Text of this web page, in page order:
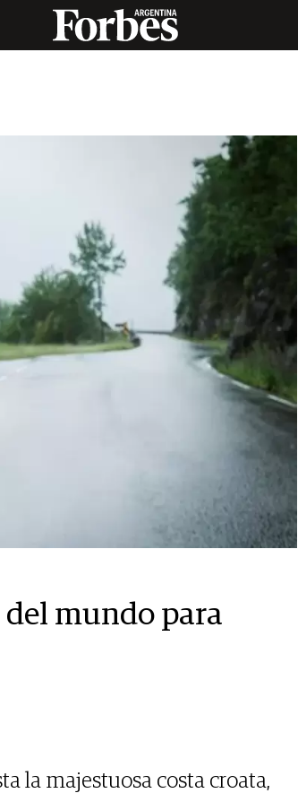
del mundo para
la majestuosa costa croata,